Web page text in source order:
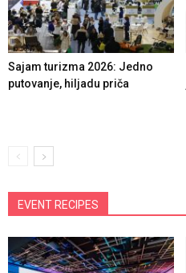
Sajam turizma 2026: Jedno
putovanje, hiljadu priča
EVENT RECIPES